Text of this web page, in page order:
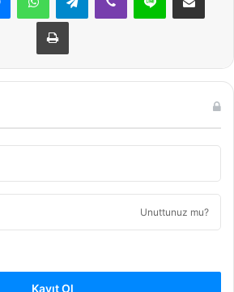
Yazdır
Unuttunuz mu?
Kayıt Ol